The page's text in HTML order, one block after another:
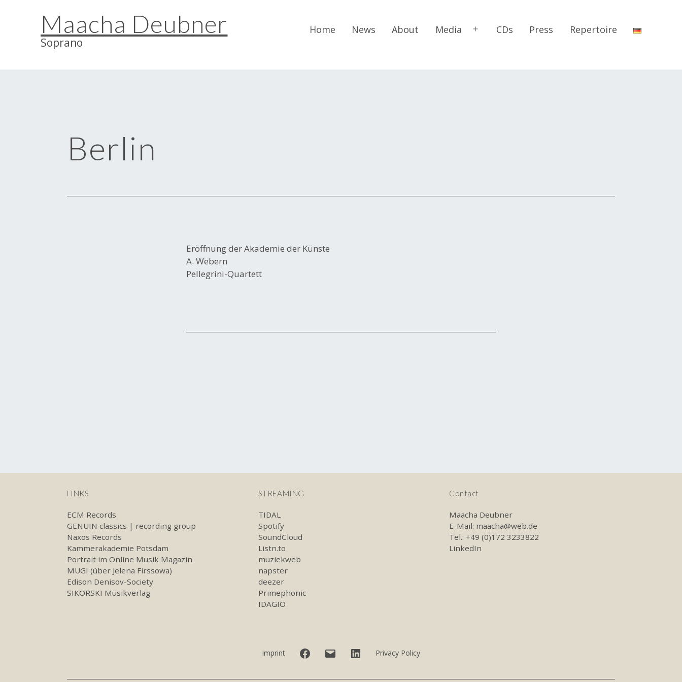
Maacha Deubner
Soprano
Home News About Media
Open
CDs Press Repertoire
Berlin
Eröffnung der Akademie der Künste
A. Webern
Pellegrini-Quartett
LINKS
ECM Records
GENUIN classics | recording group
Naxos Records
Kammerakademie Potsdam
Portrait im Online Musik Magazin
MUGI (über Jelena Firssowa)
Edison Denisov-Society
SIKORSKI Musikverlag
STREAMING
TIDAL
Spotify
SoundCloud
Listn.to
muziekweb
napster
deezer
Primephonic
IDAGIO
Contact
Maacha Deubner
E-Mail: maacha@web.de
Tel.: +49 (0)172 3233822
LinkedIn
Imprint Facebook LinkedIn
Privacy Policy